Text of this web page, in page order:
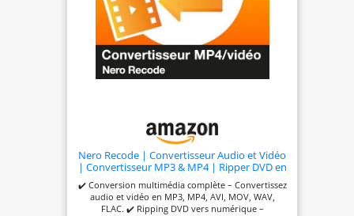
Nero Recode | Convertisseur Audio et Vidéo
| Convertisseur MP3 & MP4 | Ripper DVD en
MP4 | Formats MP4, AVI, MOV, WAV, FLAC |
Licence à vie | 1 PC | Windows 11/10/8/7
✔️ Conversion multimédia complète – Convertissez
audio et vidéo en MP3, MP4, AVI, MOV, WAV,
FLAC. ✔️ Ripping DVD vers numérique –